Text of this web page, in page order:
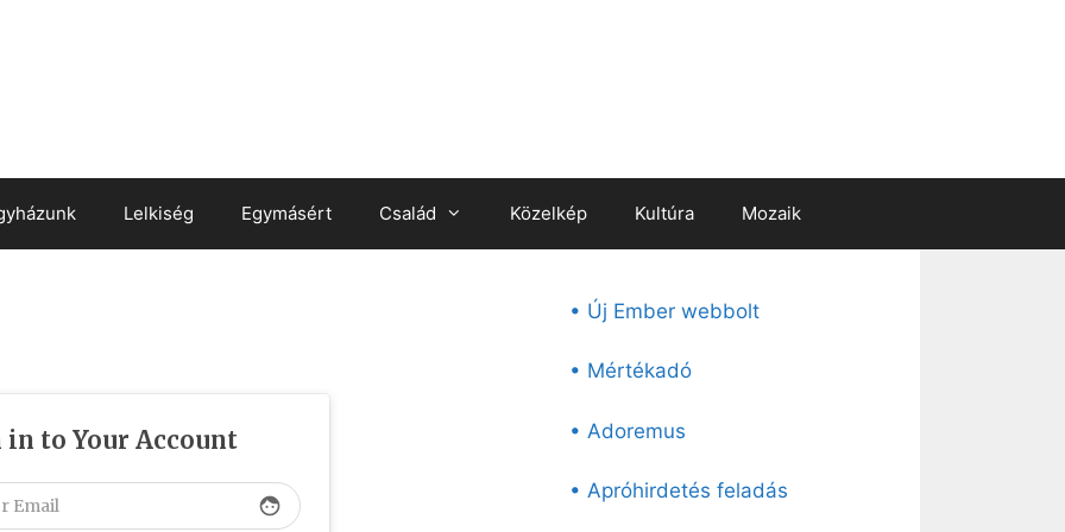
Lelkiség Egymásért Család Közelkép Kultúra Mozaik
in to Your Account
face
• Új Ember webbolt
• Mértékadó
• Adoremus
• Apróhirdetés feladás